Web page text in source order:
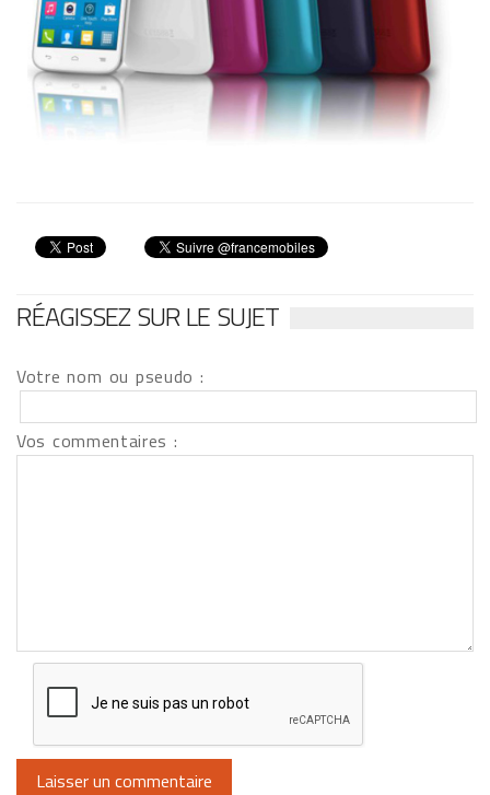
RÉAGISSEZ SUR LE SUJET
Votre nom ou pseudo :
Vos commentaires :